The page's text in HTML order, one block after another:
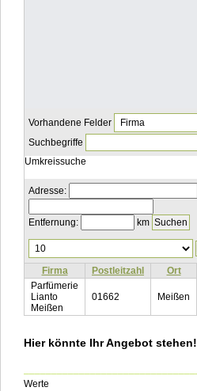
Vorhandene Felder
Suchbegriffe
Umkreissuche
Adresse:
Entfernung:
km
Ergebnisse
pro
SeiteFirma Postleitzahl Ort
Parfümerie
Lianto
Meißen
01662 Meißen
Hier könnte Ihr Angebot stehen!
Werte